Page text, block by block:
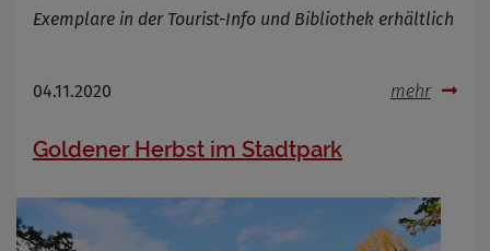
Exemplare in der Tourist-Info und Bibliothek erhältlich
04.11.2020 mehr
Goldener Herbst im Stadtpark